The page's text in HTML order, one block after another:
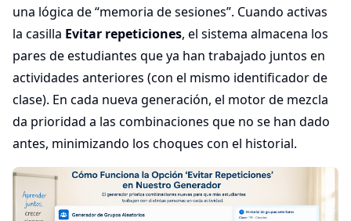
una lógica de “memoria de sesiones”. Cuando activas
la casilla Evitar repeticiones, el sistema almacena los
pares de estudiantes que ya han trabajado juntos en
actividades anteriores (con el mismo identificador de
clase). En cada nueva generación, el motor de mezcla
da prioridad a las combinaciones que no se han dado
antes, minimizando los choques con el historial.